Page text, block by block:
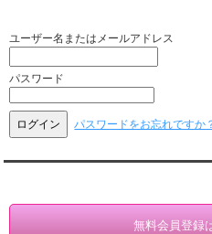
ユーザー名またはメールアドレス
パスワード
パスワードをお忘れですか
無料会員登録